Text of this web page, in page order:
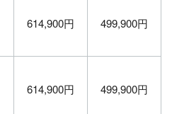
614,900円 499,900円
614,900円 499,900円